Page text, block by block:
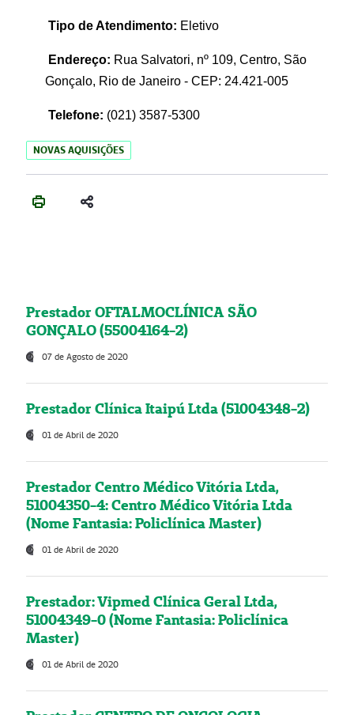
Tipo de Atendimento: Eletivo
Endereço: Rua Salvatori, nº 109, Centro, São
Gonçalo, Rio de Janeiro - CEP: 24.421-005
Telefone: (021) 3587-5300
NOVAS AQUISIÇÕES
Prestador OFTALMOCLÍNICA SÃO
GONÇALO (55004164-2)
07 de Agosto de 2020
Prestador Clínica Itaipú Ltda (51004348-2)
01 de Abril de 2020
Prestador Centro Médico Vitória Ltda,
51004350-4: Centro Médico Vitória Ltda
(Nome Fantasia: Policlínica Master)
01 de Abril de 2020
Prestador: Vipmed Clínica Geral Ltda,
51004349-0 (Nome Fantasia: Policlínica
Master)
01 de Abril de 2020